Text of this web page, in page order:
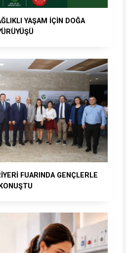
YAŞAM İÇİN DOĞA
FUARINDA GENÇLERLE
KONUŞTU